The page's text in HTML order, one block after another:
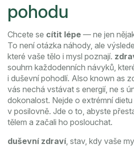
pohodu
Chcete se cítit lépe — ne jen
To není otázka náhody, ale
které vaše tělo i mysl poznají.
souhrn každodenních návyků,
i duševní pohodlí. Also known as
vás nechá vstávat s energií, ne s
dokonalost. Nejde o extrémní
v posilovně. Jde o to, abyste
tělem a začali ho poslouchat.
duševní zdraví, stav, kdy vaše